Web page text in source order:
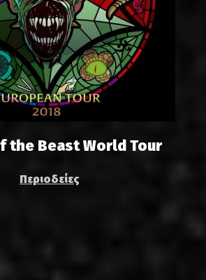
the Beast World Tour
Περιοδείες